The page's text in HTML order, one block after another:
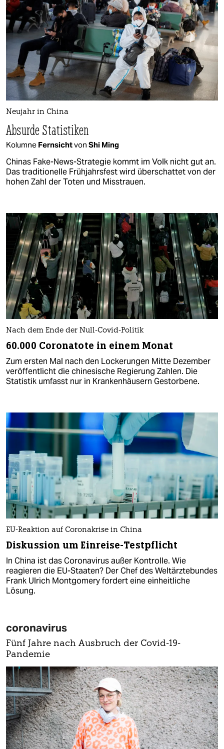
Neujahr in China
Absurde Statistiken
Kolumne Fernsichtvon Shi Ming
Chinas Fake-News-Strategie kommt im Volk nicht gut an.
Das traditionelle Frühjahrsfest wird überschattet von der
hohen Zahl der Toten und Misstrauen.
Nach dem Ende der Null-Covid-Politik
60.000 Coronatote in einem Monat
Zum ersten Mal nach den Lockerungen Mitte Dezember
veröffentlicht die chinesische Regierung Zahlen. Die
Statistik umfasst nur in Krankenhäusern Gestorbene.
EU-Reaktion auf Coronakrise in China
Diskussion um Einreise-Testpflicht
In China ist das Coronavirus außer Kontrolle. Wie
reagieren die EU-Staaten? Der Chef des Weltärztebundes
Frank Ulrich Montgomery fordert eine einheitliche
Lösung.
coronavirus
Fünf Jahre nach Ausbruch der Covid-19-
Pandemie